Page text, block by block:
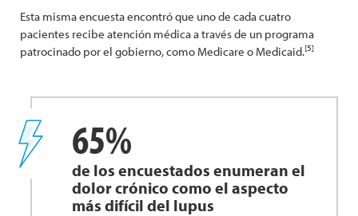
Esta misma encuesta encontró que uno de cada cuatro
pacientes recibe atención médica a través de un programa
patrocinado por el gobierno, como Medicare o Medicaid.[5]
65%
de los encuestados enumeran el
dolor crónico como el aspecto
más difícil del lupus